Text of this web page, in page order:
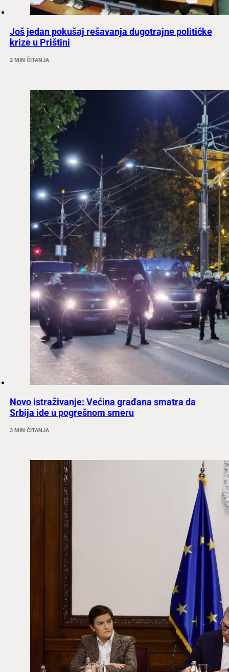
Još jedan pokušaj rešavanja dugotrajne političke
krize u Prištini
2 MIN ČITANJA
Novo istraživanje: Većina građana smatra da
Srbija ide u pogrešnom smeru
3 MIN ČITANJA